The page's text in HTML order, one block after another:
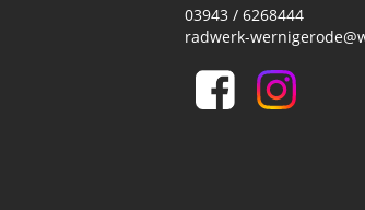
03943 / 6268444
radwerk-